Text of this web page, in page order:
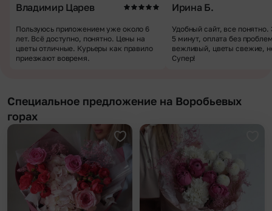
Владимир Царев
Пользуюсь приложением уже около 6
лет. Всё доступно, понятно. Цены на
цветы отличные. Курьеры как правило
приезжают вовремя.
Ирина Б.
Удобный сайт, все понятно.
5 минут, оплата без
вежливый, цветы свежие,
Супер!
Специальное предложение на Воробьевых
горах
Добавить в избранное